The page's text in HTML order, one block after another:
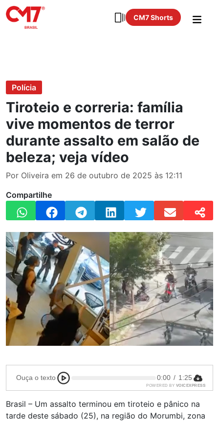
CM7 Shorts
Polícia
Tiroteio e correria: família
vive momentos de terror
durante assalto em salão de
beleza; veja vídeo
Por Oliveira em 26 de outubro de 2025 às 12:11
Compartilhe
Ouça o texto 0:00 / 1:25
POWERED BY VOICEXPRESS
Brasil – Um assalto terminou em tiroteio e pânico na
tarde deste sábado (25), na região do Morumbi, zona